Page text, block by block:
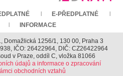
E-PŘEDPLATNÉ
INFORMACE
Domažlická 1256/1, 130 00, Praha 3
IČO: 26422964, DIČ: CZ26422964
v Praze, oddíl C, vložka 81066
údajů a informace o zpracování
obchodních vztahů